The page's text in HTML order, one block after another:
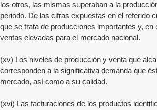
los otros, las mismas superaban a la
periodo. De las cifras expuestas en el referido
que se trata de producciones importantes y, en
ventas elevadas para el mercado nacional.
(xv) Los niveles de producción y venta que
corresponden a la significativa demanda que
mercado, así como a su calidad.
(xvi) Las facturaciones de los productos